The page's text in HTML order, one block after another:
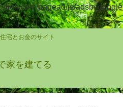
pagead/js/adsbygoogle
宅とお金のサイト
家を建てる